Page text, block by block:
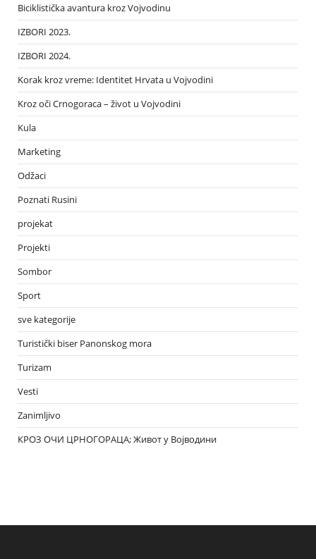
Biciklistička avantura kroz Vojvodinu
IZBORI 2023.
IZBORI 2024.
Korak kroz vreme: Identitet Hrvata u Vojvodini
Kroz oči Crnogoraca – život u Vojvodini
Kula
Marketing
Odžaci
Poznati Rusini
projekat
Projekti
Sombor
Sport
sve kategorije
Turistički biser Panonskog mora
Turizam
Vesti
Zanimljivo
КРОЗ ОЧИ ЦРНОГОРАЦА; Живот у Војводини